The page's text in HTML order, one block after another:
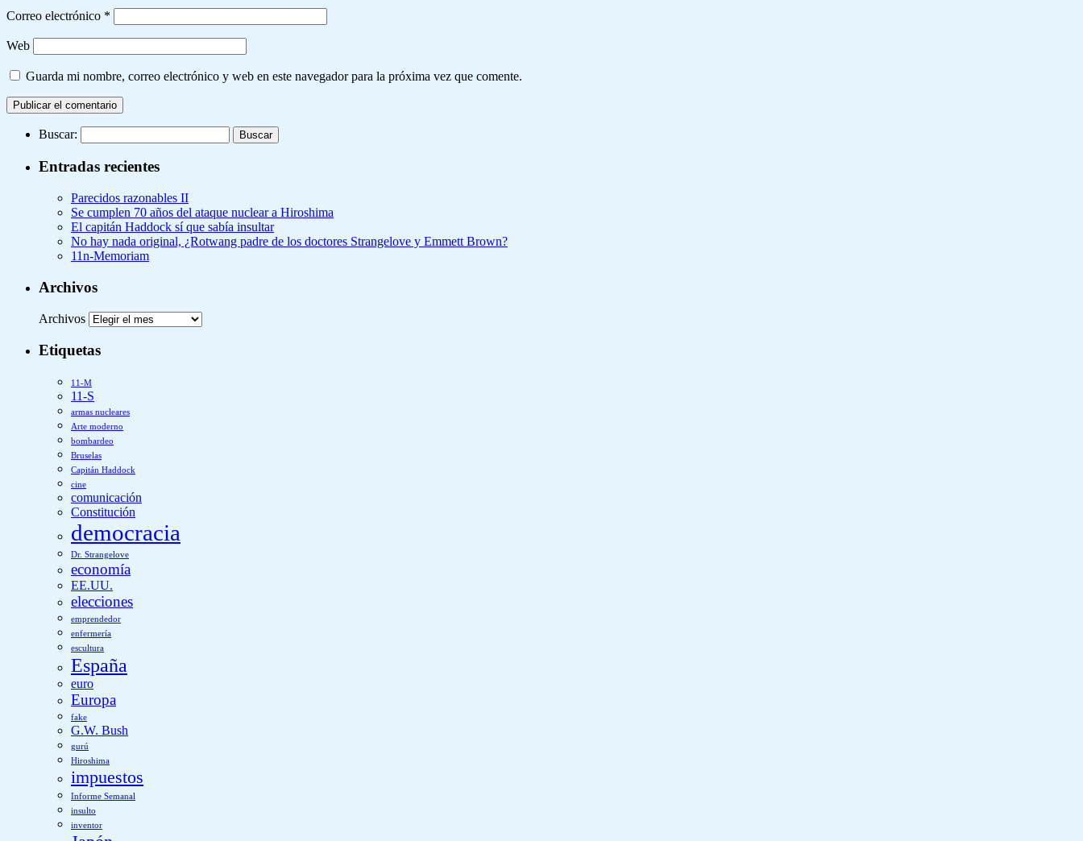
Correo electrónico *
Web
Guarda mi nombre, correo electrónico y web en este navegador para la próxima vez que comente.
Buscar:
Entradas recientes
Parecidos razonables II
Se cumplen 70 años del ataque nuclear a Hiroshima
El capitán Haddock sí que sabía insultar
No hay nada original, ¿Rotwang padre de los doctores Strangelove y Emmett Brown?
11n-Memoriam
Archivos
Archivos
Etiquetas
11-M
11-S
armas nucleares
Arte moderno
bombardeo
Bruselas
Capitán Haddock
cine
comunicación
Constitución
democracia
Dr. Strangelove
economía
EE.UU.
elecciones
emprendedor
enfermería
escultura
España
euro
Europa
fake
G.W. Bush
gurú
Hiroshima
impuestos
Informe Semanal
insulto
inventor